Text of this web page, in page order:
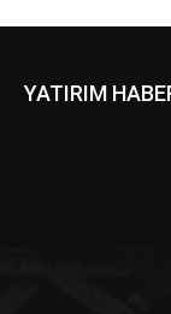
YATIRIM